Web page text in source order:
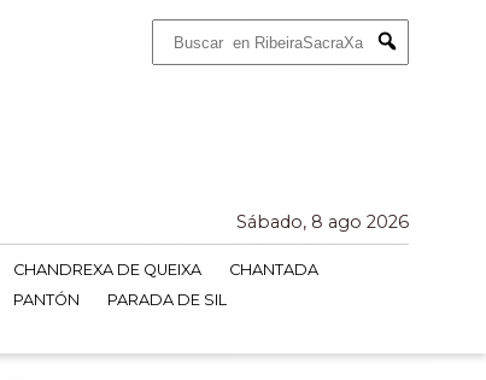
Submit
Sábado, 8 ago 2026
CHANDREXA DE QUEIXA
CHANTADA
PANTÓN
PARADA DE SIL